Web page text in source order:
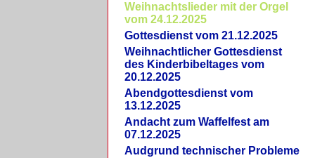
Weihnachtslieder mit der Orgel
vom 24.12.2025
Gottesdienst vom 21.12.2025
Weihnachtlicher Gottesdienst
des Kinderbibeltages vom
20.12.2025
Abendgottesdienst vom
13.12.2025
Andacht zum Waffelfest am
07.12.2025
Audgrund technischer Probleme